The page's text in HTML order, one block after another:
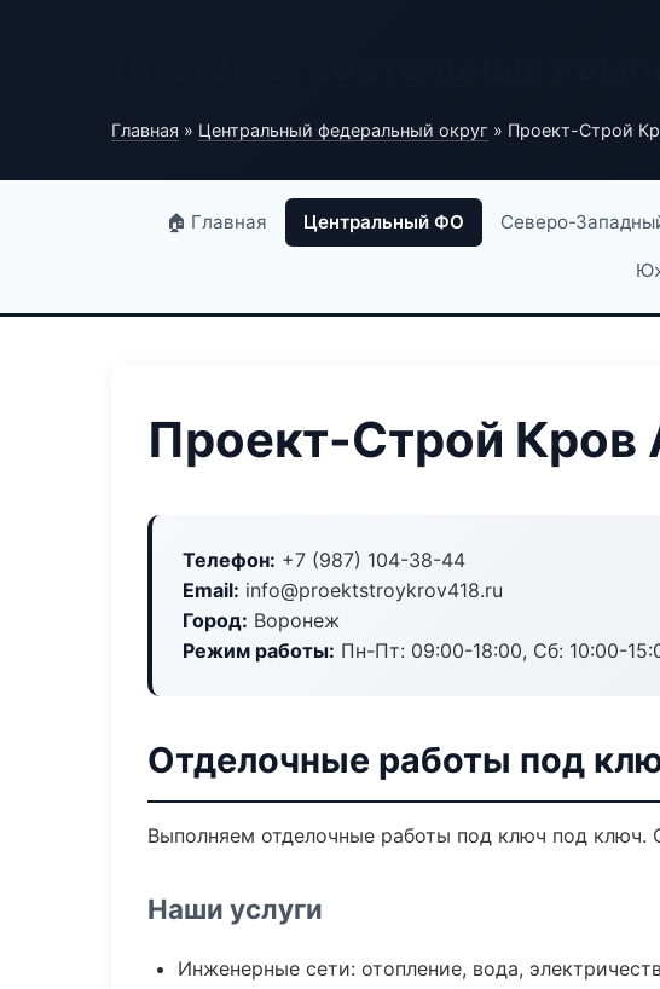
Главная » Центральный федеральный округ » Проект-Строй
🏠 Главная Центральный ФО Северо-
Проект-Строй Кров
Телефон: +7 (987) 104-38-44
Email: info@proektstroykrov418.ru
Город: Воронеж
Режим работы: Пн-Пт: 09:00-18:00, Сб: 10:00-
Отделочные работы под
Выполняем отделочные работы под ключ под
Наши услуги
Инженерные сети: отопление, вода,